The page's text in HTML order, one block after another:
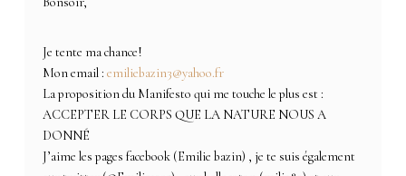
Je tente ma chance!
Mon email :emiliebazin3@yahoo.fr
La proposition du Manifesto qui me touche le plus est :
ACCEPTER LE CORPS QUE LA NATURE NOUS A
DONNÉ
J’aime les pages facebook (Emilie bazin) , je te suis également